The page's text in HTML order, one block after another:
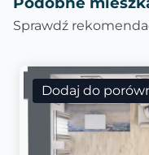
Sprawdź
Dodaj do